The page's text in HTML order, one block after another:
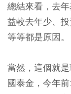
總結來看，去
益較去年少、
等等都是原因。
當然，這個就
國泰金，今年